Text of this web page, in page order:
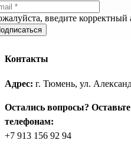
введите корректный
Контакты
Адрес: г. Тюмень, ул.
Остались вопросы?
телефонам:
+7 913 156 92 94